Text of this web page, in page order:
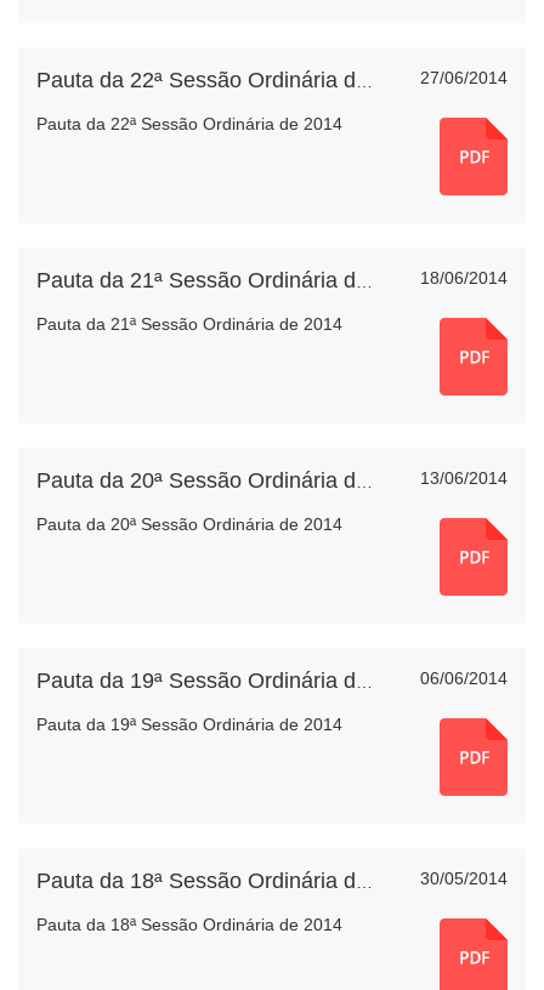
27/06/2014
Pauta da 22ª Sessão Ordinária de 2014
18/06/2014
Pauta da 21ª Sessão Ordinária de 2014
13/06/2014
Pauta da 20ª Sessão Ordinária de 2014
06/06/2014
Pauta da 19ª Sessão Ordinária de 2014
30/05/2014
Pauta da 18ª Sessão Ordinária de 2014